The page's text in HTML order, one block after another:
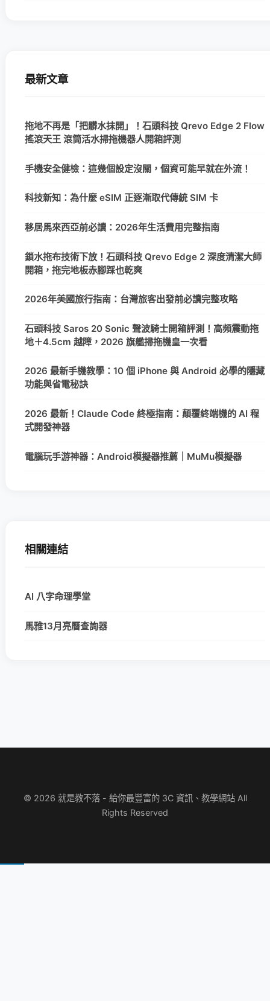
最新文章
拖地不再是「把髒水抹開」！石頭科技 Qrevo Edge 2 Flow
搖滾天王 滾筒活水掃拖機器人開箱評測
手機安全健檢：這幾個設定沒關，個資可能早就在外流！
科技新知：為什麼 eSIM 正逐漸取代傳統 SIM 卡
移居馬來西亞前必讀：2026年生活費用完整指南
鎖水拖布技術下放！石頭科技 Qrevo Edge 2 深度清潔大師
開箱，拖完地板赤腳踩也乾爽
2026年美國旅行指南：台灣旅客出發前必讀完整攻略
石頭科技 Saros 20 Sonic 聲波騎士開箱評測！高頻震動拖
地＋4.5cm 越障，2026 旗艦掃拖機皇一次看
2026 最新手機教學：10 個 iPhone 與 Android 必學的隱藏
功能與省電秘訣
2026 最新！Claude Code 終極指南：顛覆終端機的 AI 程
式開發神器
電腦玩手游神器：Android模擬器推薦｜MuMu模擬器
相關連結
AI 八字命理學堂
馬雅13月亮曆查詢器
© 2026 就是教不落 - 給你最豐富的 3C 資訊、教學網站 All
Rights Reserved